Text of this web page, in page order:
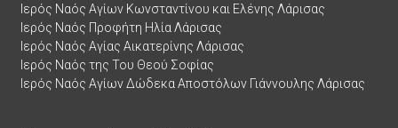
Ιερός Ναός Αγίων Κωνσταντίνου και Ελένης Λάρισας
Ιερός Ναός Προφήτη Ηλία Λάρισας
Ιερός Ναός Αγίας Αικατερίνης Λάρισας
Ιερός Ναός της Του Θεού Σοφίας
Ιερός Ναός Αγίων Δώδεκα Αποστόλων Γιάννουλης Λάρισας